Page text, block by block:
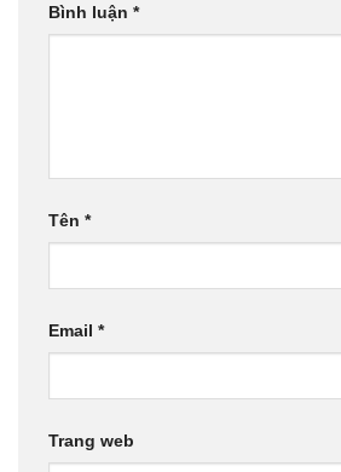
Bình luận *
Tên *
Email *
Trang web